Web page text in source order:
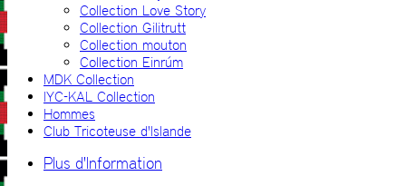
Collection Love Story
Collection Gilitrutt
Collection mouton
Collection Einrúm
MDK Collection
IYC-KAL Collection
Hommes
Club Tricoteuse d'Islande
Plus d'Information